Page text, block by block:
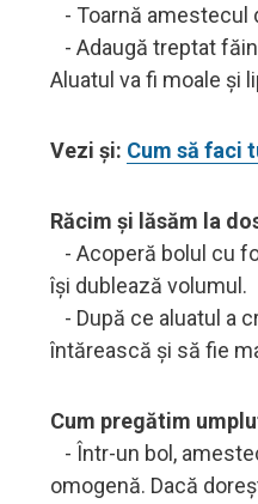
- Toarnă amestecul
- Adaugă treptat
Aluatul va fi moale și
Vezi și: Cum să faci
Răcim și lăsăm la
- Acoperă bolul cu
își dublează volumul.
- După ce aluatul a
întărească și să fie
Cum pregătim
- Într-un bol,
omogenă. Dacă